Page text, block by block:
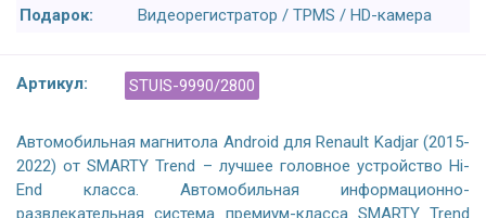
Подарок:
Видеорегистратор / TPMS / HD-камера
Артикул: STUIS-9990/2800
Автомобильная магнитола Android для Renault Kadjar (2015-
2022) от SMARTY Trend – лучшее головное устройство Hi-
End класса. Автомобильная информационно-
развлекательная система премиум-класса SMARTY Trend